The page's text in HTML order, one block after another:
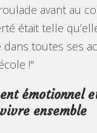
avant au
était telle
dans toutes ses
!"
émotionnel
ensemble